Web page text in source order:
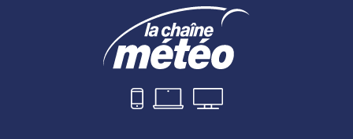
Maurice… qui aurait inspiréLewis Carollpour « Alice au
Pays des Merveilles ».